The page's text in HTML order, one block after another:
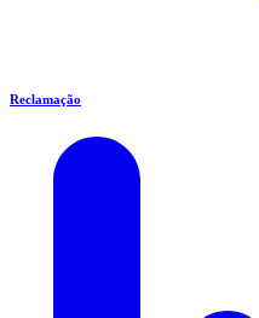
Reclamação